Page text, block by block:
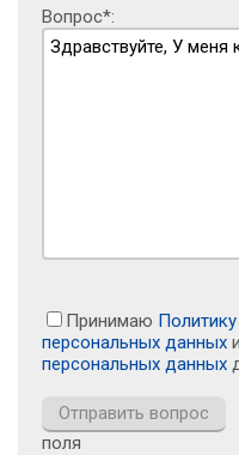
Вопрос*:
Принимаю
персональных данных и
персональных данных
поля